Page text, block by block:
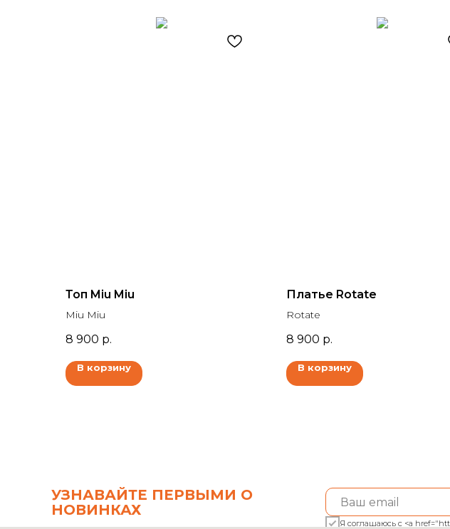
Топ Miu Miu
Miu Miu
8 900 р.
В корзину
Платье Rotate
Rotate
8 900 р.
В корзину
Я соглашаюсь с <a
УЗНАВАЙТЕ ПЕРВЫМИ О
НОВИНКАХ